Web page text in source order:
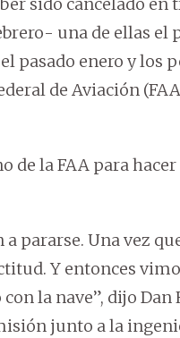
sido cancelado en
una de ellas el
pasado enero y los
de Aviación
de la FAA para
pararse. Una vez
Y entonces
la nave”, dijo Dan
junto a la